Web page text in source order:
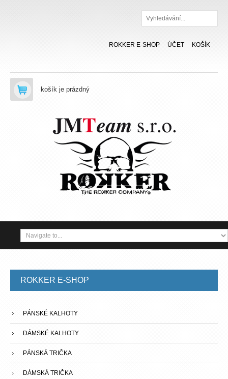
Hledat
KOŠÍK
ÚČET
ROKKER E-SHOP
košík je prázdný
ROKKER E-SHOP
PÁNSKÉ KALHOTY
DÁMSKÉ KALHOTY
PÁNSKÁ TRIČKA
DÁMSKÁ TRIČKA